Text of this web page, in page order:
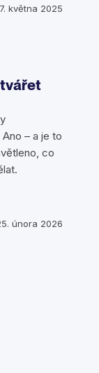
května 2025
– a je to
co
února 2026